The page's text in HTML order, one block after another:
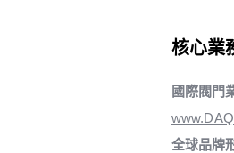
核心業
國際閥門
全球品牌